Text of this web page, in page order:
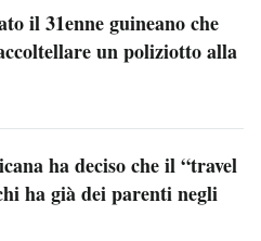
il 31enne guineano che
un poliziotto alla
ha deciso che il “travel
ha già dei parenti negli